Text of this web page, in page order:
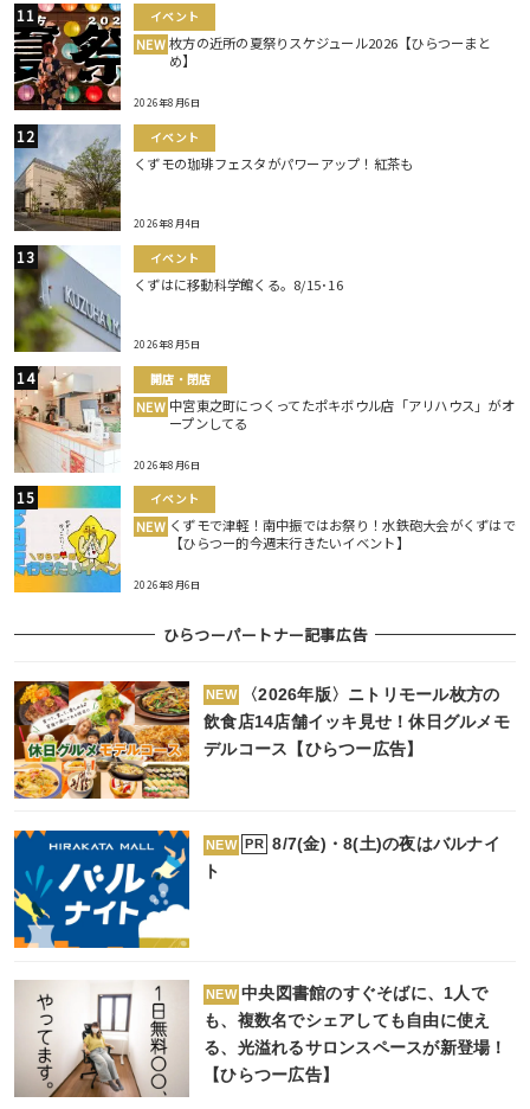
イベント
NEW 枚方の近所の夏祭りスケジュール2026【ひらつーまと
め】
2026年8月6日
イベント
くずモの珈琲フェスタがパワーアップ！紅茶も
2026年8月4日
イベント
くずはに移動科学館くる。8/15･16
2026年8月5日
開店・閉店
NEW 中宮東之町につくってたポキボウル店「アリハウス」がオ
ープンしてる
2026年8月6日
イベント
NEW くずモで津軽！南中振ではお祭り！水鉄砲大会がくずはで
【ひらつー的今週末行きたいイベント】
2026年8月6日
ひらつーパートナー記事広告
NEW
〈2026年版〉ニトリモール枚方の
飲食店14店舗イッキ見せ！休日グルメモ
デルコース【ひらつー広告】
NEW PR
8/7(金)・8(土)の夜はバルナイ
ト
NEW 中央図書館のすぐそばに、1人で
も、複数名でシェアしても自由に使え
る、光溢れるサロンスペースが新登場！
【ひらつー広告】